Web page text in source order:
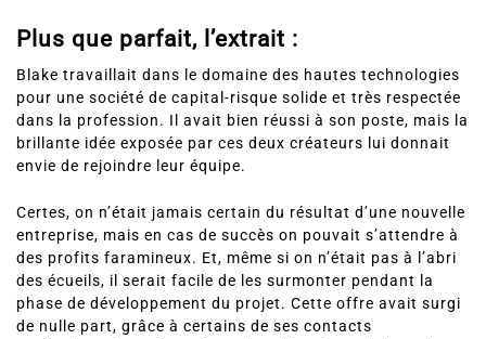
Plus que parfait, l’extrait :
Blake travaillait dans le domaine des hautes technologies
pour une société de capital-risque solide et très respectée
dans la profession. Il avait bien réussi à son poste, mais la
brillante idée exposée par ces deux créateurs lui donnait
envie de rejoindre leur équipe.
Certes, on n’était jamais certain du résultat d’une nouvelle
entreprise, mais en cas de succès on pouvait s’attendre à
des profits faramineux. Et, même si on n’était pas à l’abri
des écueils, il serait facile de les surmonter pendant la
phase de développement du projet. Cette offre avait surgi
de nulle part, grâce à certains de ses contacts